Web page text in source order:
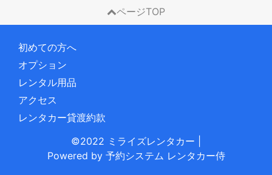
ページTOP
初めての方へ
オプション
レンタル用品
アクセス
レンタカー貸渡約款
©2022 ミライズレンタカー
Powered by 予約システム レンタカー侍